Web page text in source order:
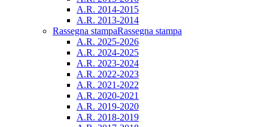
A.R. 2014-2015
A.R. 2013-2014
Rassegna stampaRassegna stampa
A.R. 2025-2026
A.R. 2024-2025
A.R. 2023-2024
A.R. 2022-2023
A.R. 2021-2022
A.R. 2020-2021
A.R. 2019-2020
A.R. 2018-2019